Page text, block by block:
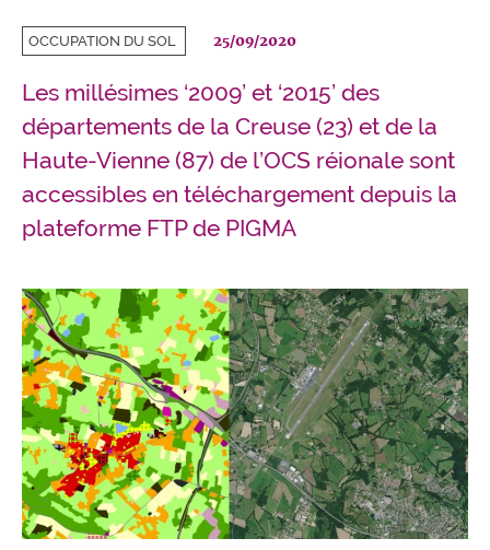
OCCUPATION DU SOL 25/09/2020
Les millésimes ‘2009’ et ‘2015’ des
départements de la Creuse (23) et de la
Haute-Vienne (87) de l’OCS réionale sont
accessibles en téléchargement depuis la
plateforme FTP de PIGMA